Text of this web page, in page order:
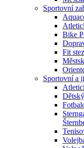
Sportovní
Bike
Fit
Sportovní a